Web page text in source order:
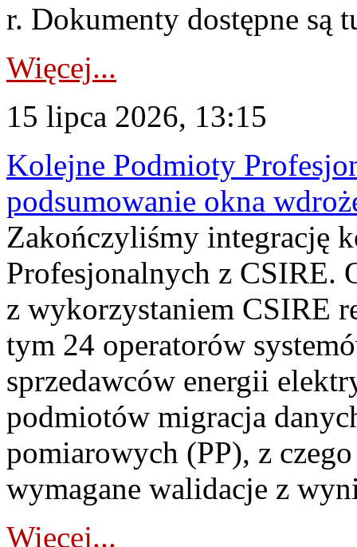
r. Dokumenty dostępne są
Więcej...
15 lipca 2026, 13:15
Kolejne Podmioty
podsumowanie okna
Zakończyliśmy integrację
Profesjonalnych z CSIRE.
z wykorzystaniem CSIRE
tym 24 operatorów
sprzedawców energii
podmiotów migracja
pomiarowych (PP), z
wymagane walidacje z
Więcej...